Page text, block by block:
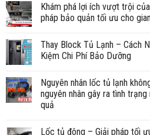
Khám phá lợi ích vượt trội
pháp bảo quản tối ưu cho
Thay Block Tủ Lạnh – Cách
Kiệm Chi Phí Bảo Dưỡng
Nguyên nhân lốc tủ lạnh
nguyên nhân gây ra tình
quả
Lốc tủ đông – Giải pháp tối